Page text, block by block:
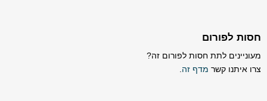
חסות לפורום
מעוניינים לתת חסות לפורום זה?
צרו איתנו קשר מדף זה